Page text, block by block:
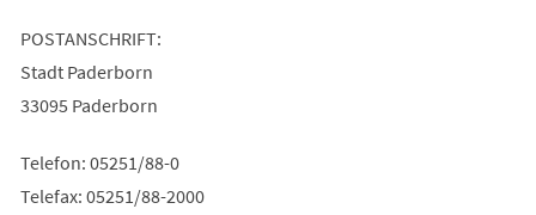
POSTANSCHRIFT:
Stadt Paderborn
33095 Paderborn
Telefon: 05251/88-0
Telefax: 05251/88-2000